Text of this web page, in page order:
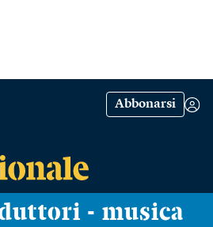
Abbonarsi
- musica